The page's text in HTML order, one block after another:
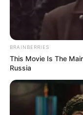
Posted
in
Friss hírek
Betelt a
BRAINBERRIES
This Movie Is The
Russia